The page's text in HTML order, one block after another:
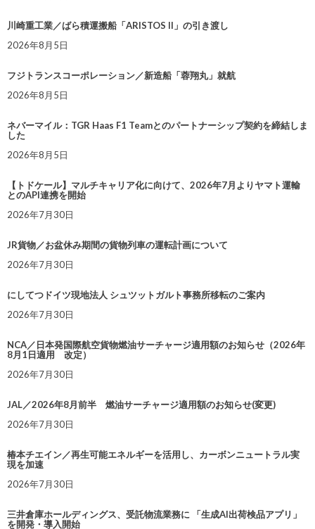
川崎重工業／ばら積運搬船「ARISTOS II」の引き渡し
2026年8月5日
フジトランスコーポレーション／新造船「蓉翔丸」就航
2026年8月5日
ネバーマイル：TGR Haas F1 Teamとのパートナーシップ契約を締結しま
した
2026年8月5日
【トドケール】マルチキャリア化に向けて、2026年7月よりヤマト運輸
とのAPI連携を開始
2026年7月30日
JR貨物／お盆休み期間の貨物列車の運転計画について
2026年7月30日
にしてつドイツ現地法人 シュツットガルト事務所移転のご案内
2026年7月30日
NCA／日本発国際航空貨物燃油サーチャージ適用額のお知らせ（2026年
8月1日適用 改定）
2026年7月30日
JAL／2026年8月前半 燃油サーチャージ適用額のお知らせ(変更)
2026年7月30日
椿本チエイン／再生可能エネルギーを活用し、カーボンニュートラル実
現を加速
2026年7月30日
三井倉庫ホールディングス、受託物流業務に 「生成AI出荷検品アプリ」
を開発・導入開始